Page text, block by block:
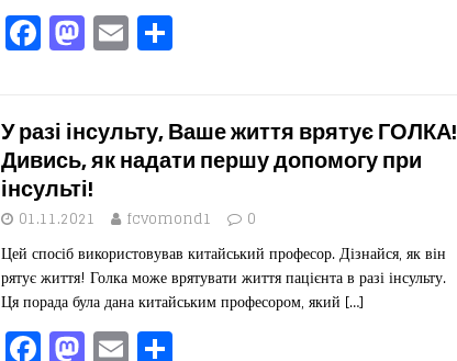
F
a
e
b
o
o
k
M
a
o
d
o
n
E
m
l ит
ис
я
У разі інсульту, Ваше життя врятує ГОЛКА!
Дивись, як надати першу допомогу при
інсульті!
01.11.2021 fcvomond1 0
Цей спосіб використовував китайський професор. Дізнайся, як він
рятує життя! Голка може врятувати життя пацієнта в разі інсульту.
Ця порада була дана китайським професором, який […]